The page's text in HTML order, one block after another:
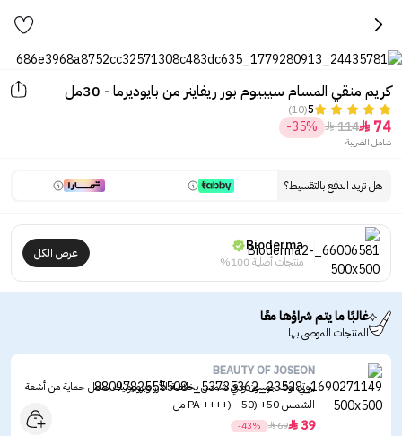
كريم منقي المسام سيبيوم بور ريفاينر من بايوديرما - 30مل
5
(10)
74

114

-35%
شامل الضريبة
هل تريد الدفع بالتقسيط؟
Bioderma
منتجات أصلية 100%
عرض الكل
غالبًا ما يتم شراؤها معًا
المنتجات الموصى بها
BEAUTY OF JOSEON
بيوتي اوف جوسون واقي شمس بخلاصة الأرز وبروبيوتيك بعامل حماية من أشعة
الشمس ‏50+ (PA ++++) - 50 مل
39

69

-43%